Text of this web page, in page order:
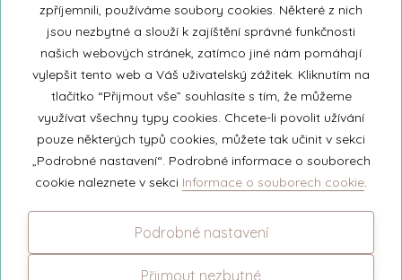
© 2026 Unipar
+420 571 651 531
eshop@unipar.cz
Facebook
Instagram
zpříjemnili, používáme soubory cookies. Některé z nich
jsou nezbytné a slouží k zajíštění správné funkčnosti
našich webových stránek, zatímco jiné nám pomáhají
vylepšit tento web a Váš uživatelský zážitek. Kliknutím na
tlačítko “Přijmout vše” souhlasíte s tím, že můžeme
využívat všechny typy cookies. Chcete-li povolit užívání
pouze některých typů cookies, můžete tak učinit v sekci
„Podrobné nastavení“. Podrobné informace o souborech
cookie naleznete v sekci Informace o souborech cookie.
Podrobné nastavení
Přijmout nezbytné